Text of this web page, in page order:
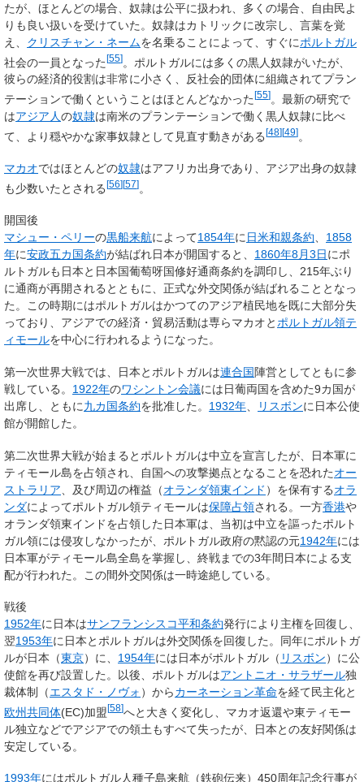
たが、ほとんどの場合、奴隷は公平に扱われ、多くの場合、自由民よ
りも良い扱いを受けていた。奴隷はカトリックに改宗し、言葉を覚
え、 クリスチャン・ネームを名乗ることによって、すぐにポルトガル
社会の一員となった[55]
。ポルトガルには多くの黒人奴隷がいたが、
彼らの経済的役割は非常に小さく、反社会的団体に組織されてプラン
テーションで働くということはほとんどなかった [55] 。最新の研究で
はアジア人の奴隷は南米のプランテーションで働く黒人奴隷に比べ
て、より穏やかな家事奴隷として見直す動きがある[48][49]。
マカオではほとんどの奴隷はアフリカ出身であり、アジア出身の奴隷
も少数いたとされる [56][57] 。
開国後
マシュー・ペリーの黒船来航によって1854年に日米和親条約、 1858
年に安政五カ国条約が結ばれ日本が開国すると、 1860年8月3日にポ
ルトガルも日本と日本国葡萄呀国修好通商条約を調印し、215年ぶり
に通商が再開されるとともに、正式な外交関係が結ばれることとなっ
た。この時期にはポルトガルはかつてのアジア植民地を既に大部分失
っており、アジアでの経済・貿易活動は専らマカオとポルトガル領テ
ィモールを中心に行われるようになった。
第一次世界大戦では、日本とポルトガルは連合国 陣営としてともに参
戦している。 1922年のワシントン会議には日葡両国を含めた9カ国が
出席し、ともに九カ国条約を批准した。 1932年 リスボンに日本公使
館が開館した。
第二次世界大戦が始まるとポルトガルは中立を宣言したが、日本軍に
ティモール島を占領され、自国への攻撃拠点となることを恐れたオー
ストラリア 、及び周辺の権益（オランダ領東インド ）を保有するオラ
ンダによってポルトガル領ティモールは保障占領される。一方香港や
オランダ領東インドを占領した日本軍は、当初は中立を謳ったポルト
ガル領には侵攻しなかったが、ポルトガル政府の黙認の元1942年には
日本軍がティモール島全島を掌握し、終戦までの3年間日本による支
配が行われた。この間外交関係は一時途絶している。
戦後
1952年に日本はサンフランシスコ平和条約発行により主権を回復し、
翌1953年に日本とポルトガルは外交関係を回復した。同年にポルトガ
ルが日本（東京）に、 1954年には日本がポルトガル（ リスボン）に公
使館を再び設置した。以後、ポルトガルはアントニオ・サラザール独
裁体制（エスタド・ノヴォ ）からカーネーション革命を経て民主化と
欧州共同体(EC)加盟[58]へと大きく変化し、マカオ返還や東ティモー
ル独立などでアジアでの領土もすべて失ったが、日本との友好関係は
安定している。
1993年にはポルトガル人種子島来航（鉄砲伝来）450周年記念行事が